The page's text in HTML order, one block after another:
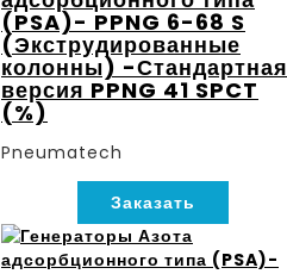
(PSA)- PPNG 6-68 S
(Экструдированные
колонны) -Стандартная
версия PPNG 41 SPCT
(%)
Pneumatech
Заказать